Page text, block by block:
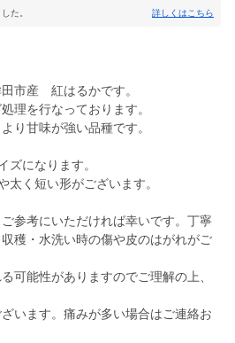
た。 詳しくはこちら
市産 紅はるかです。
理を行なっております。
り甘味が強い品種です。
ズになります。
太く短い形がございます。
参考にいただければ幸いです。丁寧
穫・水洗い時の傷や皮のはがれがご
可能性がありますのでご理解の上、
います。痛みが多い場合はご連絡お